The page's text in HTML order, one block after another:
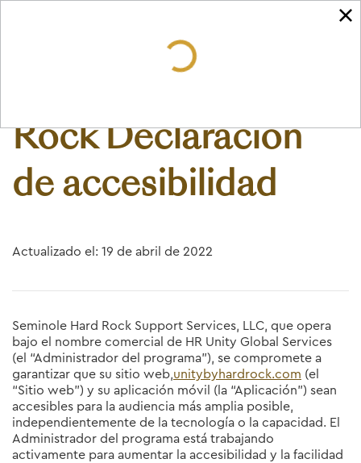
RockDeclaración
de accesibilidad
Actualizado el: 19 de abril de 2022
Seminole Hard Rock Support Services, LLC, que opera
bajo el nombre comercial de HR Unity Global Services
(el “Administrador del programa”), se compromete a
garantizar que su sitio web,unitybyhardrock.com (el
“Sitio web”) y su aplicación móvil (la “Aplicación”) sean
accesibles para la audiencia más amplia posible,
independientemente de la tecnología o la capacidad. El
Administrador del programa está trabajando
activamente para aumentar la accesibilidad y la facilidad